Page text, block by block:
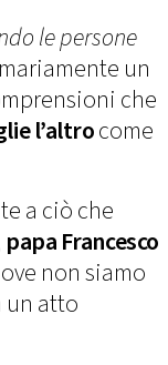
le persone
un
che
l’altrocome
a ciò che
papa Francesco
non siamo
un atto